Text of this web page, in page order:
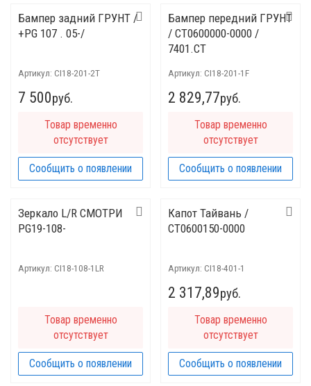
Бампер задний ГРУНТ /
+PG 107 . 05-/
Артикул: CI18-201-2T
7 500руб.
Товар временно
отсутствует
Сообщить о появлении
Бампер передний ГРУНТ
/ CT0600000-0000 /
7401.CT
Артикул: CI18-201-1F
2 829,77руб.
Товар временно
отсутствует
Сообщить о появлении
Зеркало L/R СМОТРИ
PG19-108-
Артикул: CI18-108-1LR
Товар временно
отсутствует
Сообщить о появлении
Капот Тайвань /
CT0600150-0000
Артикул: CI18-401-1
2 317,89руб.
Товар временно
отсутствует
Сообщить о появлении